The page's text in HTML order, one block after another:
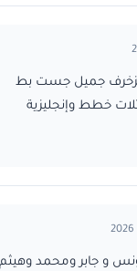
جميل جست بط
خطط وإنجليزية
و جابر ومحمد